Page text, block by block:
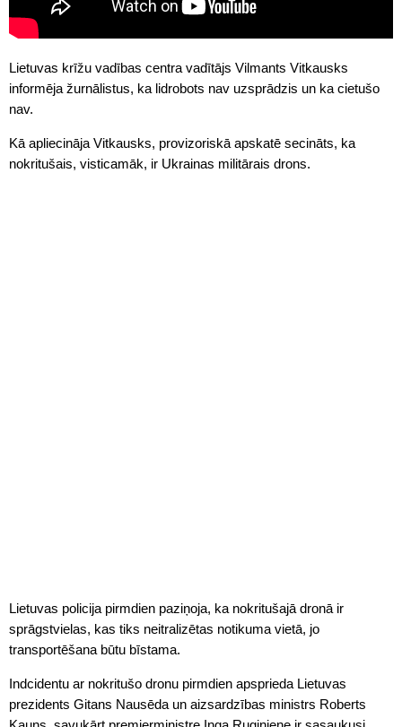
Lietuvas krīžu vadības centra vadītājs Vilmants Vitkausks
informēja žurnālistus, ka lidrobots nav uzsprādzis un ka cietušo
nav.
Kā apliecināja Vitkausks, provizoriskā apskatē secināts, ka
nokritušais, visticamāk, ir Ukrainas militārais drons.
Lietuvas policija pirmdien paziņoja, ka nokritušajā dronā ir
sprāgstvielas, kas tiks neitralizētas notikuma vietā, jo
transportēšana būtu bīstama.
Indcidentu ar nokritušo dronu pirmdien apsprieda Lietuvas
prezidents Gitans Nausēda un aizsardzības ministrs Roberts